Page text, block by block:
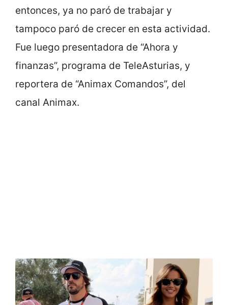
entonces, ya no paró de trabajar y
tampoco paró de crecer en esta actividad.
Fue luego presentadora de “Ahora y
finanzas”, programa de TeleAsturias, y
reportera de “Animax Comandos”, del
canal Animax.